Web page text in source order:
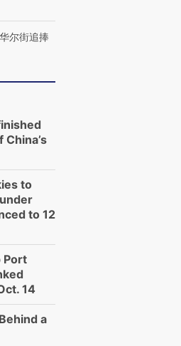
尔街追捧
to
to 12
Port
14
a